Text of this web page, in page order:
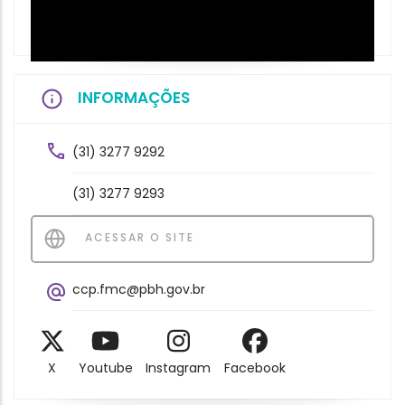
INFORMAÇÕES
(31) 3277 9292
(31) 3277 9293
ACESSAR O SITE
ccp.fmc@pbh.gov.br
X Youtube Instagram Facebook